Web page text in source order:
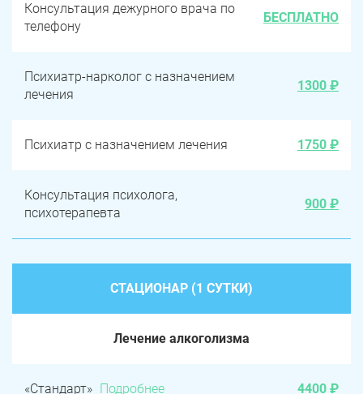
Консультация дежурного врача по
телефону
БЕСПЛАТНО
Психиатр-нарколог с назначением
лечения
1300 ₽
Психиатр с назначением лечения 1750 ₽
Консультация психолога,
психотерапевта
900 ₽
СТАЦИОНАР (1 СУТКИ)
Лечение алкоголизма
«Стандарт» Подробнее 4400 ₽